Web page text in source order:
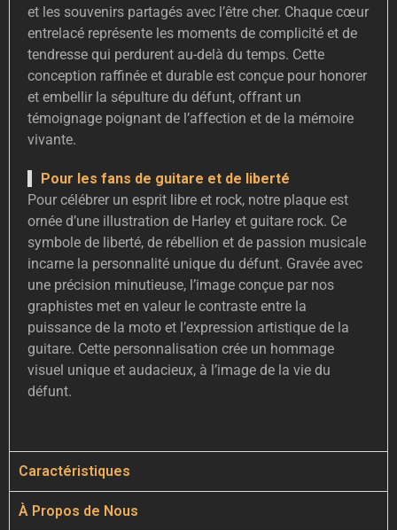
et les souvenirs partagés avec l’être cher. Chaque cœur
entrelacé représente les moments de complicité et de
tendresse qui perdurent au-delà du temps. Cette
conception raffinée et durable est conçue pour honorer
et embellir la sépulture du défunt, offrant un
témoignage poignant de l’affection et de la mémoire
vivante.
Pour les fans de guitare et de liberté
Pour célébrer un esprit libre et rock, notre plaque est
ornée d’une illustration de Harley et guitare rock. Ce
symbole de liberté, de rébellion et de passion musicale
incarne la personnalité unique du défunt. Gravée avec
une précision minutieuse, l’image conçue par nos
graphistes met en valeur le contraste entre la
puissance de la moto et l’expression artistique de la
guitare. Cette personnalisation crée un hommage
visuel unique et audacieux, à l’image de la vie du
défunt.
Caractéristiques
À Propos de Nous